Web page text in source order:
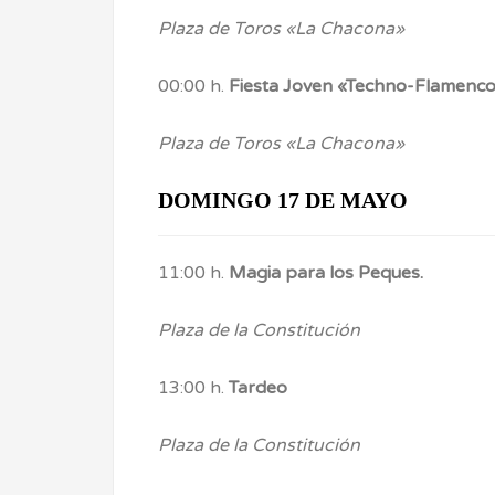
Plaza de Toros «La Chacona»
00:00 h. Fiesta Joven «Techno-
Plaza de Toros «La Chacona»
DOMINGO 17 DE MAYO
11:00 h. Magia para los Peques.
Plaza de la Constitución
13:00 h.Tardeo
Plaza de la Constitución